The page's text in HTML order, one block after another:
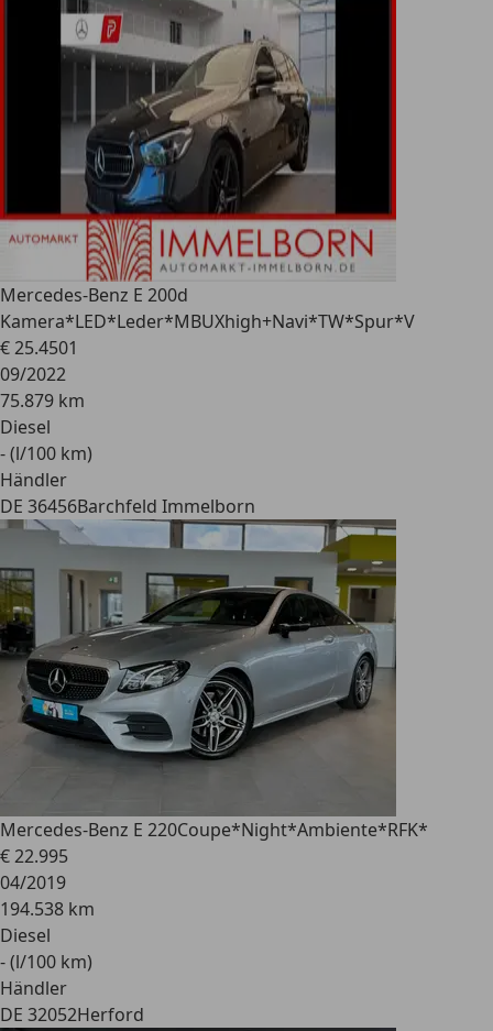
Mercedes-Benz E 200d
Kamera*LED*Leder*MBUXhigh+Navi*TW*Spur*V
€ 25.4501
09/2022
75.879 km
Diesel
- (l/100 km)
Händler
DE 36456Barchfeld Immelborn
Mercedes-Benz E 220Coupe*Night*Ambiente*RFK*
€ 22.995
04/2019
194.538 km
Diesel
- (l/100 km)
Händler
DE 32052Herford